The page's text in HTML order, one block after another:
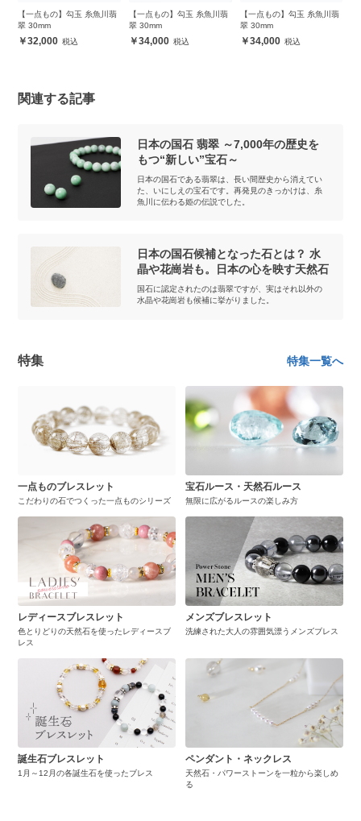
【一点もの】勾玉 糸魚川翡
翠 30mm
34,000
【一点もの】勾玉 糸魚川翡
翠 30mm
34,000
【一点もの】勾玉 糸魚川翡
翠 30mm
33,000
関連する記事
日本の国石 翡翠 ～7,000年の歴史を
もつ“新しい”宝石～
日本の国石である翡翠は、長い間歴史から消えてい
た、いにしえの宝石です。再発見のきっかけは、糸
魚川に伝わる姫の伝説でした。
日本の国石候補となった石とは？ 水
晶や花崗岩も。日本の心を映す天然石
国石に認定されたのは翡翠ですが、実はそれ以外の
水晶や花崗岩も候補に挙がりました。
特集 特集一覧へ
一点ものブレスレット
こだわりの石でつくった一点ものシリーズ
宝石ルース・天然石ルース
無限に広がるルースの楽しみ方
レディースブレスレット
色とりどりの天然石を使ったレディースブ
レス
メンズブレスレット
洗練された大人の雰囲気漂うメンズブレス
誕生石ブレスレット
1月～12月の各誕生石を使ったブレス
ペンダント・ネックレス
天然石・パワーストーンを一粒から楽しめ
る